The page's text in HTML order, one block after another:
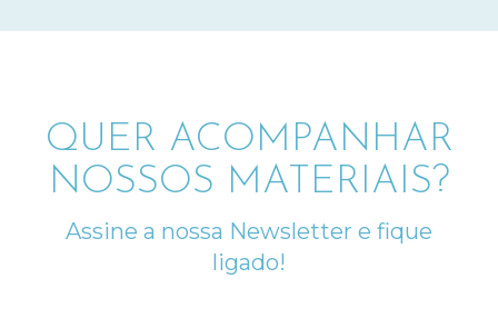
QUER ACOMPANHAR
NOSSOS MATERIAIS?
Assine a nossa Newsletter e fique
ligado!